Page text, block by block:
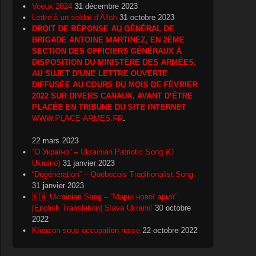
Voeux 2024 31 décembre 2023
Lettre à un soldat d’Allah 31 octobre 2023
DROIT DE RÉPONSE AU GÉNÉRAL DE
BRIGADE ANTOINE MARTINEZ, EN 2ÈME
SECTION DES OFFICIERS GÉNÉRAUX À
DISPOSITION DU MINISTÈRE DES ARMÉES,
AU SUJET D’UNE LETTRE OUVERTE
DIFFUSÉE AU COURS DU MOIS DE FÉVRIER
2022 SUR DIVERS CANAUX, AVANT D’ÊTRE
PLACÉE EN TRIBUNE DU SITE INTERNET
WWW.PLACE-ARMES.FR.
22 mars 2023
“О Україно” – Ukrainian Patriotic Song (O
Ukraino) 31 janvier 2023
“Dégénération” – Quebecois Traditionalist Song
31 janvier 2023
🇺🇦 Ukrainian Song – “Марш нової армії”
[English Translation] Slava Ukraini! 30 octobre
2022
Kherson sous occupation russe 22 octobre 2022